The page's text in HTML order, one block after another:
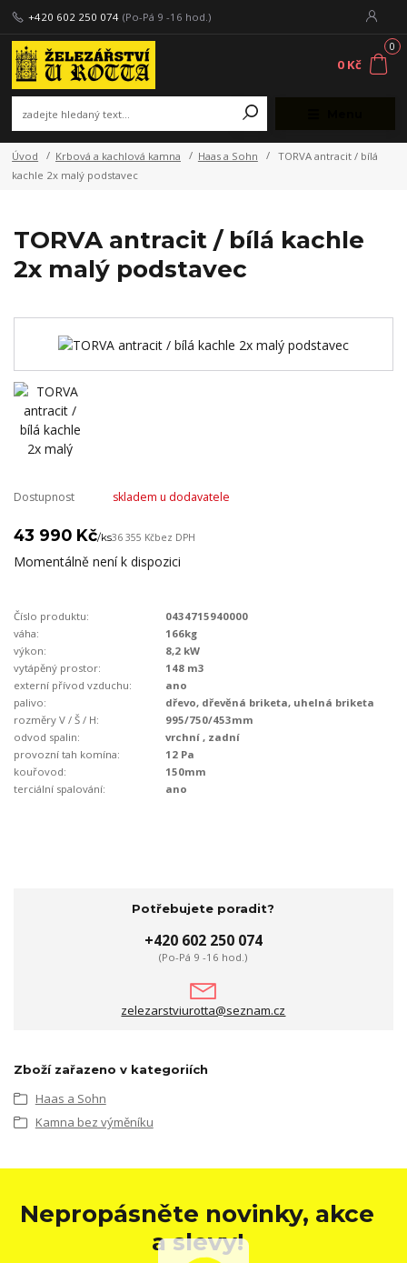
+420 602 250 074 (Po-Pá 9 -16 hod.)
0
0 Kč
Úvod Krbová a kachlová kamna Haas a Sohn
TORVA antracit / bílá
kachle 2x malý podstavec
TORVA antracit / bílá kachle
2x malý podstavec
Dostupnost skladem u dodavatele
43 990 Kč/ks36 355 Kčbez DPH
Momentálně není k dispozici
Číslo produktu:
0434715940000
váha:
166kg
výkon:
8,2 kW
vytápěný prostor:
148 m3
externí přívod vzduchu:
ano
palivo:
dřevo, dřevěná briketa, uhelná briketa
rozměry V / Š / H:
995/750/453mm
odvod spalin:
vrchní , zadní
provozní tah komína:
12 Pa
kouřovod:
150mm
terciální spalování:
ano
Potřebujete poradit?
+420 602 250 074
(Po-Pá 9 -16 hod.)
zelezarstviurotta@seznam.cz
Zboží zařazeno v kategoriích
Haas a Sohn
Kamna bez výměníku
Nepropásněte novinky, akce
a slevy!